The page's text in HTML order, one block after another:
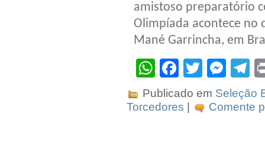
amistoso preparatório
Olimpíada acontece no
Mané Garrincha, em
WhatsApp
Facebook
Twitter
Publicado em Seleção
Torcedores
Comente